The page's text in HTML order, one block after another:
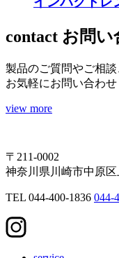
contact お問い
製品のご質問やご相
お気軽にお問い合わせ
view more
〒211-0002
神奈川県川崎市中原
TEL 044-400-1836 044-